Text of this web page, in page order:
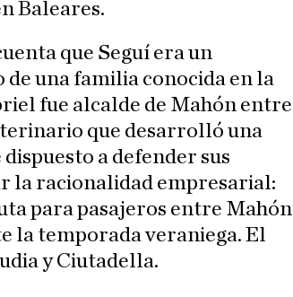
Baleares.
que Seguí era un
una familia conocida en la
fue alcalde de Mahón entre
que desarrolló una
a defender sus
la racionalidad empresarial:
para pasajeros entre Mahón
la temporada veraniega. El
y Ciutadella.